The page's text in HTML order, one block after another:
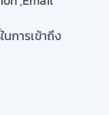
นการเข้าถึง